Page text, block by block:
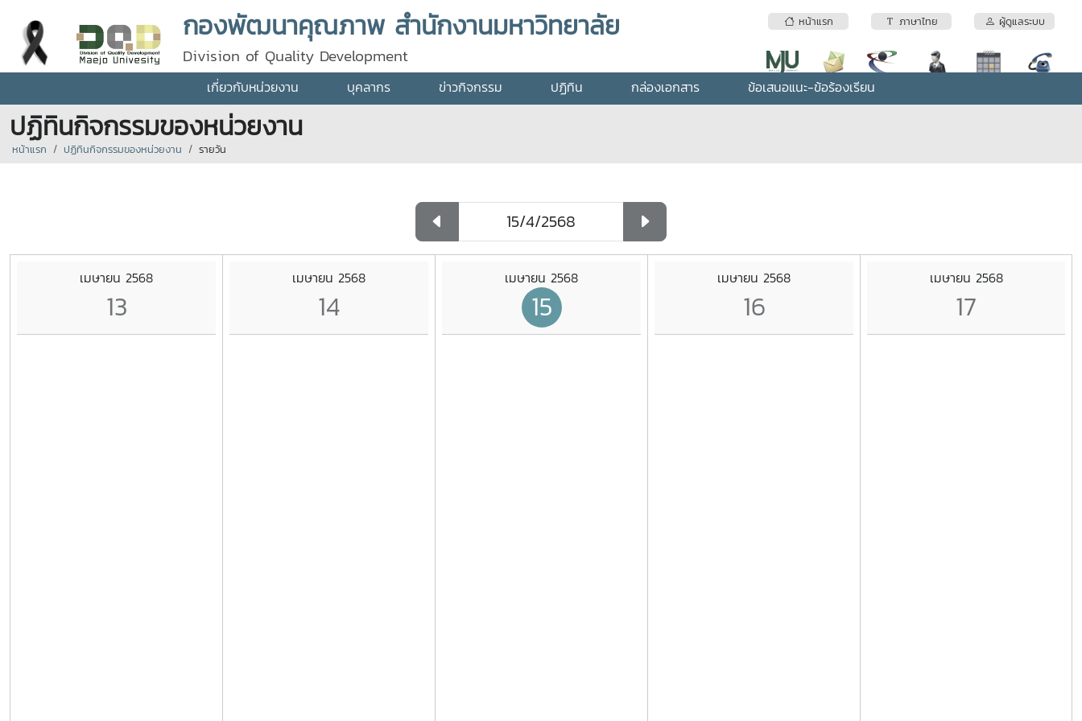
หน้าแรก ภาษาไทย ผู้ดูแลระบบ
กองพัฒนาคุณภาพ สำนักงานมหาวิทยาลัย
Division of Quality Development
เกี่ยวกับหน่วยงาน บุคลากร ข่าวกิจกรรม ปฏิทิน กล่องเอกสาร ข้อเสนอแนะ-ข้อร้องเรียน
ปฏิทินกิจกรรมของหน่วยงาน
หน้าแรก ปฏิทินกิจกรรมของหน่วยงาน รายวัน
เมษายน 2568
13
เมษายน 2568
14
เมษายน 2568
15
เมษายน 2568
16
เมษายน 2568
17